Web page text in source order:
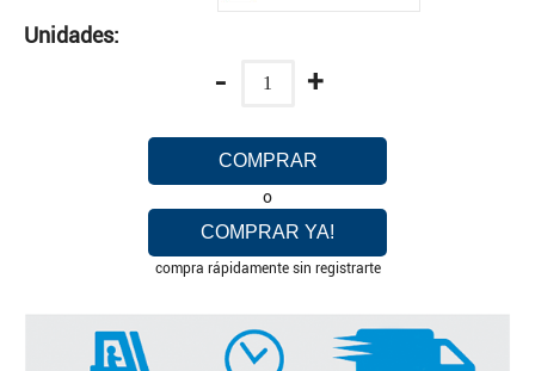
Unidades:
- +
COMPRAR
o
COMPRAR YA!
compra rápidamente sin registrarte